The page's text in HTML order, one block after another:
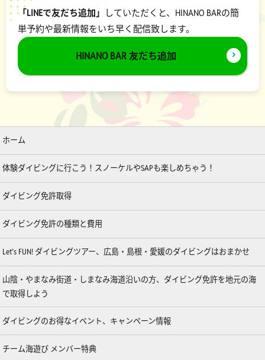
「LINEで友だち追加」
していただくと、HINANO BARの簡
単予約や最新情報をいち早く配信致します。
HINANO BAR 友だち追加
ホーム
体験ダイビングに行こう！スノーケルやSAPも楽しめちゃう！
ダイビング免許取得
ダイビング免許の種類と費用
Let’s FUN! ダイビングツアー、広島・島根・愛媛のダイビングはおまかせ
山陰・やまなみ街道・しまなみ海道沿いの方、ダイビング免許を地元の海
で取得しよう
ダイビングのお得なイベント、キャンペーン情報
チーム海遊び メンバー特典